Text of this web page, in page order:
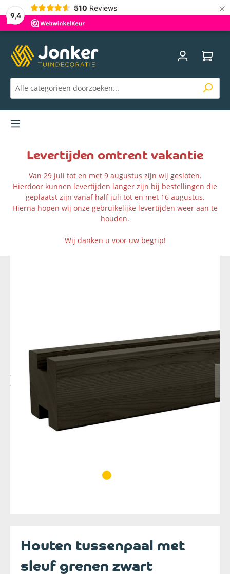
9,4
510 Reviews ×
Levertijden omtrent vakantie
Van 29 juli tot en met 9 augustus zijn wij gesloten.
Hierdoor kunnen levertijden langer zijn bij bestellingen die
geplaatst zijn vanaf half juli tot en met 16 augustus.
Hierna hopen wij onze gebruikelijke levertijden weer aan te
houden.
Wij danken u voor uw begrip!
Houten tussenpaal met
sleuf grenen zwart